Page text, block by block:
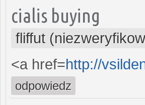
cialis buying
fliffut
<a href=http://
odpowiedz